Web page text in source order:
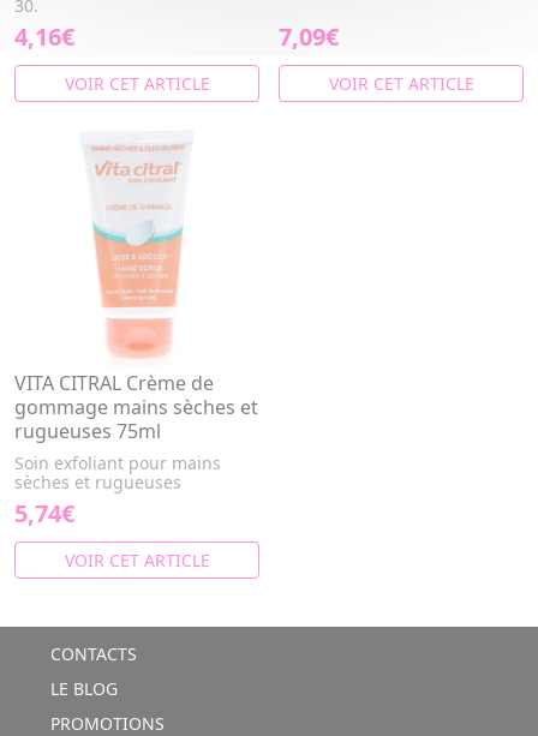
30.
4,16€
VOIR CET ARTICLE
7,09€
VOIR CET ARTICLE
VITA CITRAL Crème de
gommage mains sèches et
rugueuses 75ml
Soin exfoliant pour mains
sèches et rugueuses
5,74€
VOIR CET ARTICLE
CONTACTS
LE BLOG
PROMOTIONS